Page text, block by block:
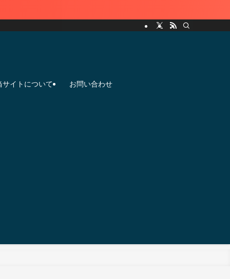
サイトについて お問い合わせ